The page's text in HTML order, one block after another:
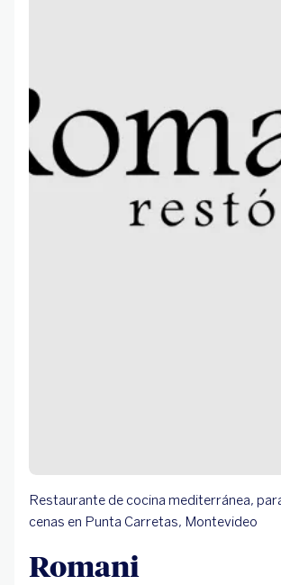
Restaurante de cocina mediterránea,
cenas en Punta Carretas, Montevideo
Romani